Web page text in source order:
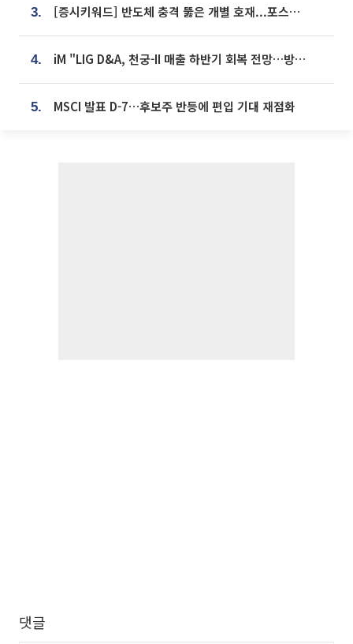
3. [증시키워드] 반도체 충격 뚫은 개별 호재...포스코퓨처엠·에코프로·한화솔루션 '눈길'
4. iM "LIG D&A, 천궁-II 매출 하반기 회복 전망…방산 톱픽 유지"
5. MSCI 발표 D-7…후보주 반등에 편입 기대 재점화
댓글